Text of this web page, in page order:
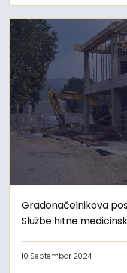
Gradonačelnikova
Službe hitne
10 Septembar 2024